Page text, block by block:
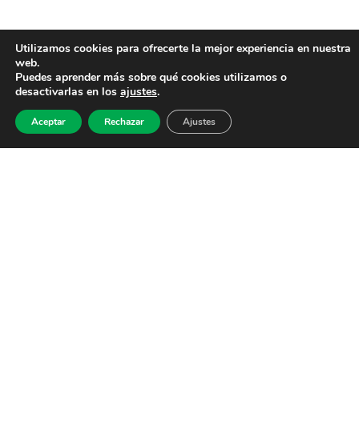
Utilizamos cookies para ofrecerte la mejor experiencia en nuestra
web.
Puedes aprender más sobre qué cookies utilizamos o
desactivarlas en los ajustes.
Aceptar Rechazar Ajustes